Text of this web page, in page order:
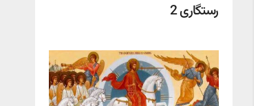
رستگاری 2